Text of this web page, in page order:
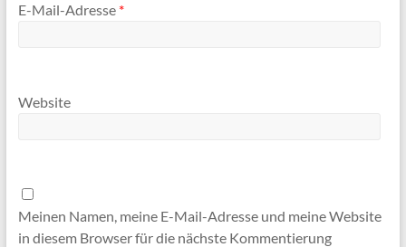
E-Mail-Adresse *
Website
Meinen Namen, meine E-Mail-Adresse und meine Website
in diesem Browser für die nächste Kommentierung